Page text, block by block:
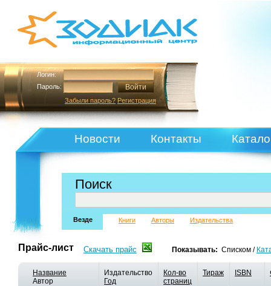
Новости Контакты
Логин:
Пароль:
Забыли пароль? Регистрация
Поиск
Везде Книги Авторы Издательства
Прайс-лист Скачать прайс Показывать: Списком /
Название
Автор
Издательство
Год
Кол-во
страниц
Тираж ISBN